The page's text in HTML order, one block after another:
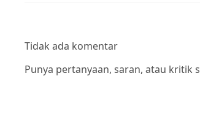
Tidak ada komentar
Punya pertanyaan, saran, atau kritik